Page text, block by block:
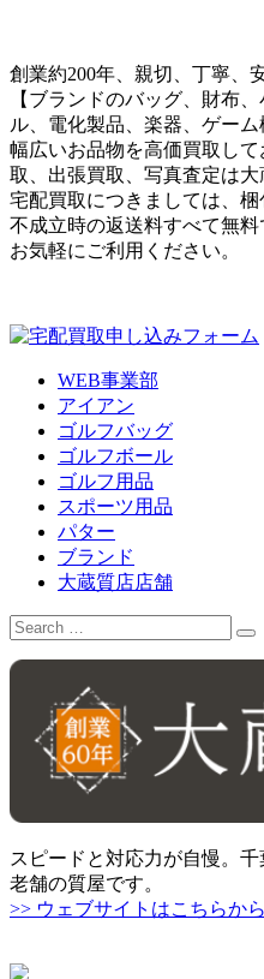
創業約200年、親切、丁寧、
【ブランドのバッグ、財布
ル、電化製品、楽器、ゲー
幅広いお品物を高価買取し
取、出張買取、写真査定は大
宅配買取につきましては、
不成立時の返送料すべて無料
お気軽にご利用ください。
WEB事業部
アイアン
ゴルフバッグ
ゴルフボール
ゴルフ用品
スポーツ用品
パター
ブランド
大蔵質店店舗
Search
for:
スピードと対応力が自慢。
老舗の質屋です。
>> ウェブサイトはこちらから